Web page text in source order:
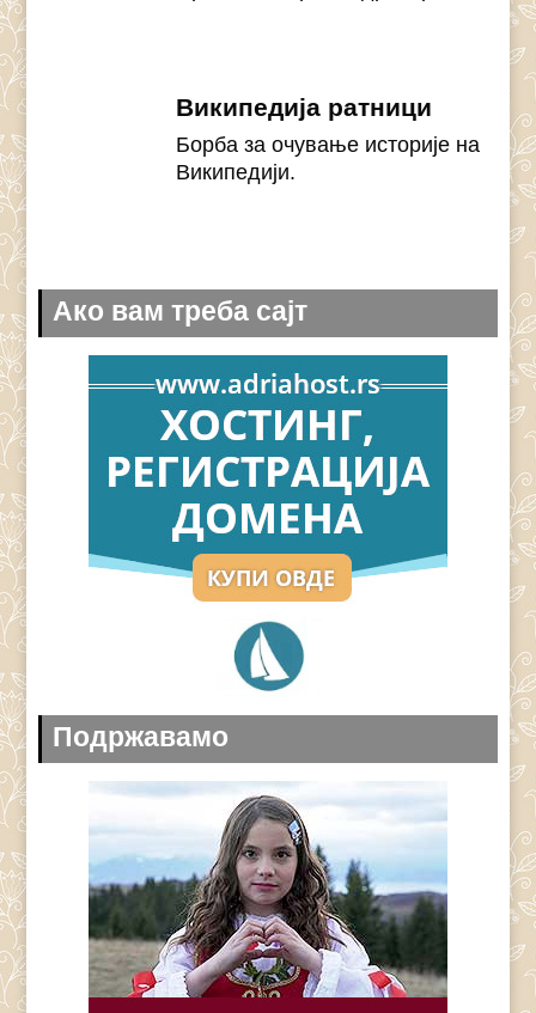
Википедија ратници
Борба за очување историје на
Википедији.
Ако вам треба сајт
Подржавамо